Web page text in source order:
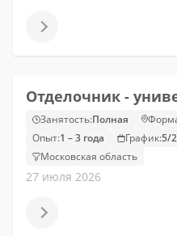
Отделочник -
Занятость:Полная
Опыт:1 – 3 года График:5/2
Московская область
27 июля 2026